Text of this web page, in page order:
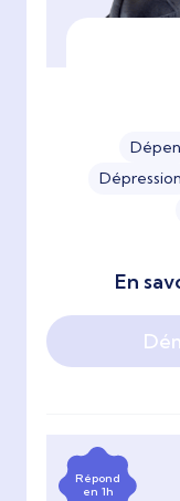
Dépression
En
Répond
en 1h